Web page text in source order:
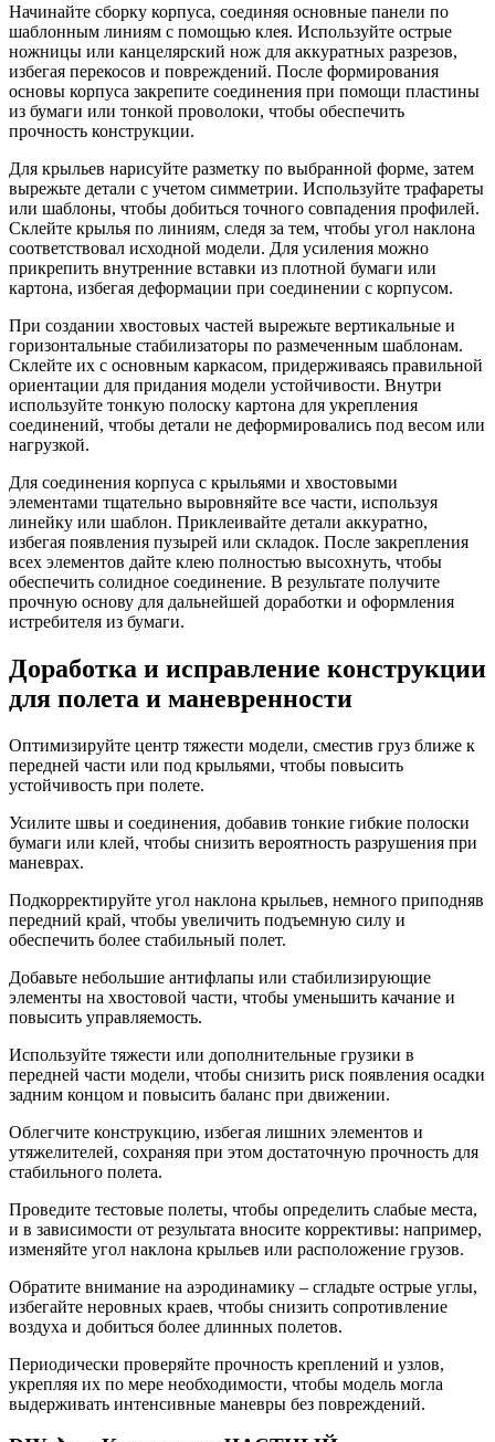
Начинайте сборку корпуса, соединяя основные панели по
шаблонным линиям с помощью клея. Используйте острые
ножницы или канцелярский нож для аккуратных разрезов,
избегая перекосов и повреждений. После формирования
основы корпуса закрепите соединения при помощи пластины
из бумаги или тонкой проволоки, чтобы обеспечить
прочность конструкции.
Для крыльев нарисуйте разметку по выбранной форме, затем
вырежьте детали с учетом симметрии. Используйте трафареты
или шаблоны, чтобы добиться точного совпадения профилей.
Склейте крылья по линиям, следя за тем, чтобы угол наклона
соответствовал исходной модели. Для усиления можно
прикрепить внутренние вставки из плотной бумаги или
картона, избегая деформации при соединении с корпусом.
При создании хвостовых частей вырежьте вертикальные и
горизонтальные стабилизаторы по размеченным шаблонам.
Склейте их с основным каркасом, придерживаясь правильной
ориентации для придания модели устойчивости. Внутри
используйте тонкую полоску картона для укрепления
соединений, чтобы детали не деформировались под весом или
нагрузкой.
Для соединения корпуса с крыльями и хвостовыми
элементами тщательно выровняйте все части, используя
линейку или шаблон. Приклеивайте детали аккуратно,
избегая появления пузырей или складок. После закрепления
всех элементов дайте клею полностью высохнуть, чтобы
обеспечить солидное соединение. В результате получите
прочную основу для дальнейшей доработки и оформления
истребителя из бумаги.
Доработка и исправление конструкции
для полета и маневренности
Оптимизируйте центр тяжести модели, сместив груз ближе к
передней части или под крыльями, чтобы повысить
устойчивость при полете.
Усилите швы и соединения, добавив тонкие гибкие полоски
бумаги или клей, чтобы снизить вероятность разрушения при
маневрах.
Подкорректируйте угол наклона крыльев, немного приподняв
передний край, чтобы увеличить подъемную силу и
обеспечить более стабильный полет.
Добавьте небольшие антифлапы или стабилизирующие
элементы на хвостовой части, чтобы уменьшить качание и
повысить управляемость.
Используйте тяжести или дополнительные грузики в
передней части модели, чтобы снизить риск появления осадки
задним концом и повысить баланс при движении.
Облегчите конструкцию, избегая лишних элементов и
утяжелителей, сохраняя при этом достаточную прочность для
стабильного полета.
Проведите тестовые полеты, чтобы определить слабые места,
и в зависимости от результата вносите коррективы: например,
изменяйте угол наклона крыльев или расположение грузов.
Обратите внимание на аэродинамику – сгладьте острые углы,
избегайте неровных краев, чтобы снизить сопротивление
воздуха и добиться более длинных полетов.
Периодически проверяйте прочность креплений и узлов,
укрепляя их по мере необходимости, чтобы модель могла
выдерживать интенсивные маневры без повреждений.